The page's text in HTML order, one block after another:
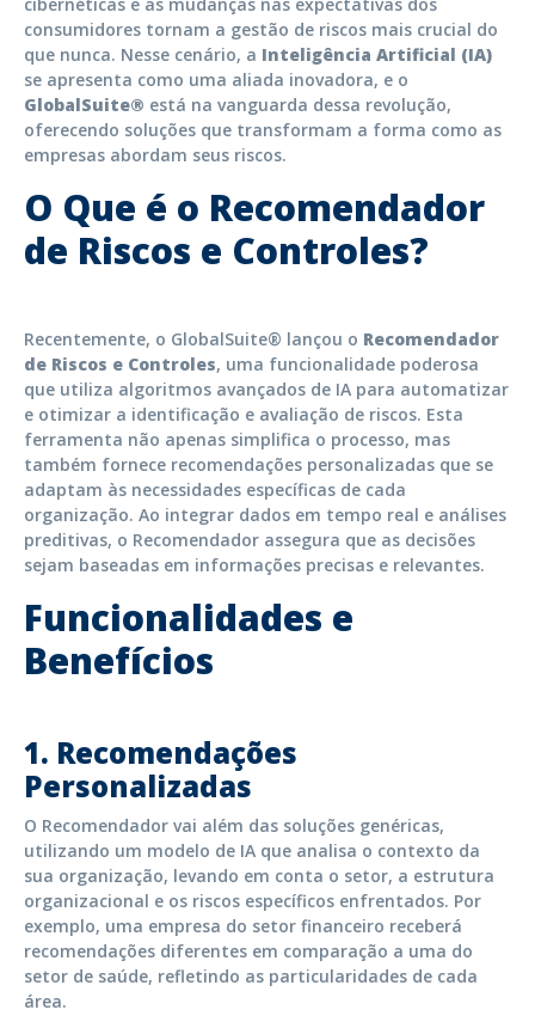
consumidores tornam a gestão de riscos mais crucial do
que nunca. Nesse cenário, a Inteligência Artificial (IA)
se apresenta como uma aliada inovadora, e o
GlobalSuite® está na vanguarda dessa revolução,
oferecendo soluções que transformam a forma como as
empresas abordam seus riscos.
O Que é o Recomendador
de Riscos e Controles?
Recentemente, o GlobalSuite® lançou o Recomendador
de Riscos e Controles, uma funcionalidade poderosa
que utiliza algoritmos avançados de IA para automatizar
e otimizar a identificação e avaliação de riscos. Esta
ferramenta não apenas simplifica o processo, mas
também fornece recomendações personalizadas que se
adaptam às necessidades específicas de cada
organização. Ao integrar dados em tempo real e análises
preditivas, o Recomendador assegura que as decisões
sejam baseadas em informações precisas e relevantes.
Funcionalidades e
Benefícios
1. Recomendações
Personalizadas
O Recomendador vai além das soluções genéricas,
utilizando um modelo de IA que analisa o contexto da
sua organização, levando em conta o setor, a estrutura
organizacional e os riscos específicos enfrentados. Por
exemplo, uma empresa do setor financeiro receberá
recomendações diferentes em comparação a uma do
setor de saúde, refletindo as particularidades de cada
área.